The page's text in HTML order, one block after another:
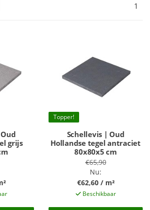
1
grijs
Topper!
Schellevis | Oud
Hollandse tegel antraciet
80x80x5 cm
€65,90
Nu:
€62,60 / m²
Beschikbaar